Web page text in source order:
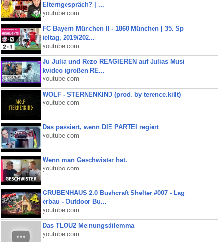
Elterngespräch? | ...
youtube.com
FC Bayern München II - 1860 München | 35. Sp
ieltag, 2019/202...
youtube.com
Ju Julia und Rezo REAGIEREN auf Julias Musi
kvideo (großen RE...
youtube.com
WOLF - STERNENKIND (prod. by terence.killt)
youtube.com
Das passiert, wenn DIE PARTEI regiert
youtube.com
Wenn man Geschwister hat.
youtube.com
GRUBENHAUS 2.0 Bushcraft Shelter #007 - Lag
erbau - Outdoor Bu...
youtube.com
Das TLOU2 Meinungsdilemma
youtube.com